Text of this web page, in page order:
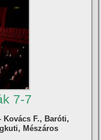
7-7
F., Baróti,
Mészáros